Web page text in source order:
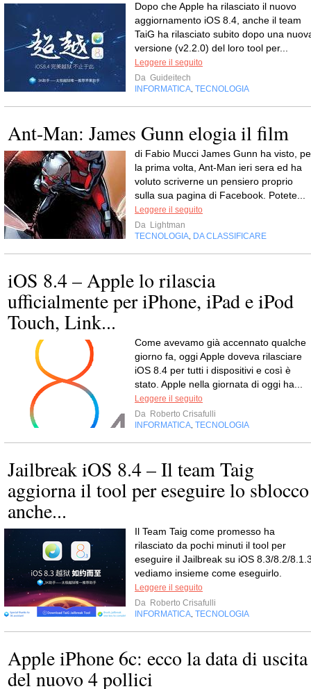
Dopo che Apple ha rilasciato il nuovo
aggiornamento iOS 8.4, anche il team
TaiG ha rilasciato subito dopo una
versione (v2.2.0) del loro tool per...
Leggere il seguito
Da Guideitech
INFORMATICA TECNOLOGIA
Ant-Man: James Gunn elogia il film
di Fabio Mucci James Gunn ha visto,
la prima volta, Ant-Man ieri sera ed ha
voluto scriverne un pensiero proprio
sulla sua pagina di Facebook. Potete...
Leggere il seguito
Da Lightman
TECNOLOGIA DA CLASSIFICARE
iOS 8.4 – Apple lo rilascia
ufficialmente per iPhone, iPad e iPod
Touch, Link...
Come avevamo già accennato qualche
giorno fa, oggi Apple doveva rilasciare
iOS 8.4 per tutti i dispositivi e così è
stato. Apple nella giornata di oggi ha...
Leggere il seguito
Da Roberto Crisafulli
INFORMATICA TECNOLOGIA
Jailbreak iOS 8.4 – Il team Taig
aggiorna il tool per eseguire lo sblocco
anche...
Il Team Taig come promesso ha
rilasciato da pochi minuti il tool per
eseguire il Jailbreak su iOS 8.3/8.2/
vediamo insieme come eseguirlo.
Leggere il seguito
Da Roberto Crisafulli
INFORMATICA TECNOLOGIA
Apple iPhone 6c: ecco la data di uscita
del nuovo 4 pollici